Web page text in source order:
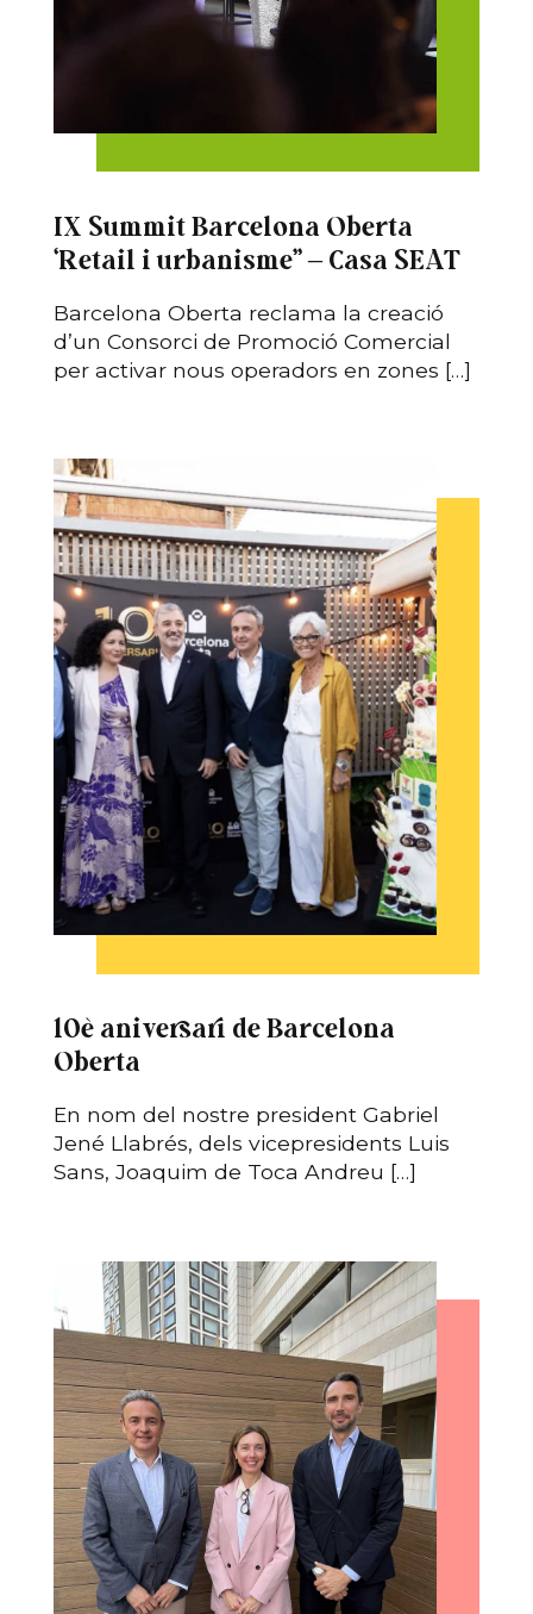
IX Summit Barcelona Oberta
‘Retail i urbanisme” – Casa SEAT
Barcelona Oberta reclama la creació
d’un Consorci de Promoció Comercial
per activar nous operadors en zones […]
10è aniversari de Barcelona
Oberta
En nom del nostre president Gabriel
Jené Llabrés, dels vicepresidents Luis
Sans, Joaquim de Toca Andreu […]